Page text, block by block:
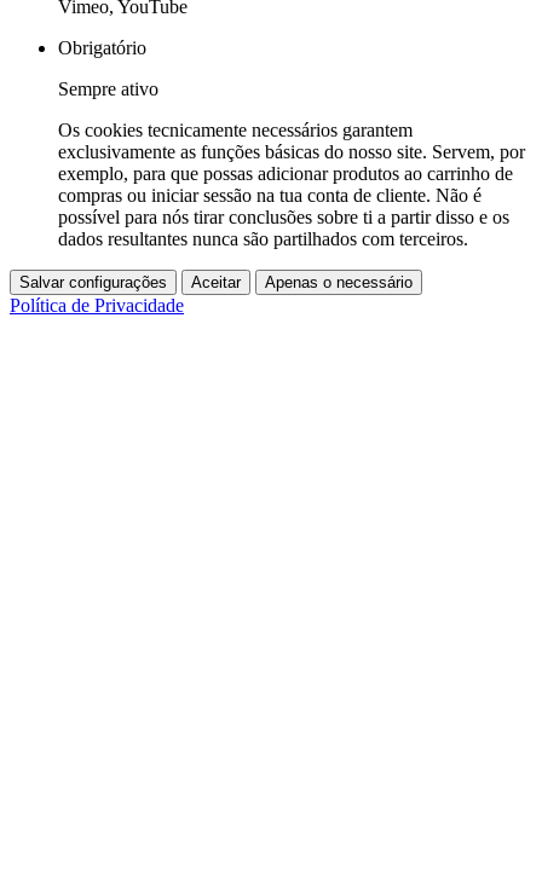
Vimeo, YouTube
Obrigatório
Sempre ativo
Os cookies tecnicamente necessários garantem
exclusivamente as funções básicas do nosso site. Servem, por
exemplo, para que possas adicionar produtos ao carrinho de
compras ou iniciar sessão na tua conta de cliente. Não é
possível para nós tirar conclusões sobre ti a partir disso e os
dados resultantes nunca são partilhados com terceiros.
Salvar configurações Aceitar Apenas o necessário
Política de Privacidade